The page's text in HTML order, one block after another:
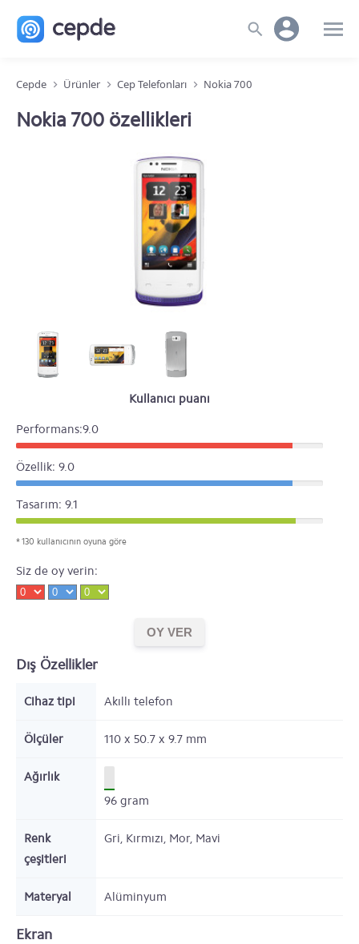
Cepde Ürünler Cep Telefonları Nokia 700
Nokia 700 özellikleri
Kullanıcı puanı
Performans:9.0
Özellik: 9.0
Tasarım: 9.1
* 130 kullanıcının oyuna göre
Siz de oy verin:
Dış Özellikler
Cihaz tipi Akıllı telefon
Ölçüler 110 x 50.7 x 9.7 mm
Ağırlık
96 gram
Renk
çeşitleri
Gri, Kırmızı, Mor, Mavi
Materyal Alüminyum
Ekran